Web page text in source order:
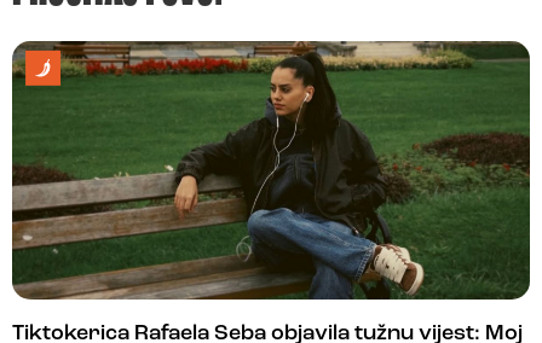
Tiktokerica Rafaela Seba objavila tužnu vijest: Moj